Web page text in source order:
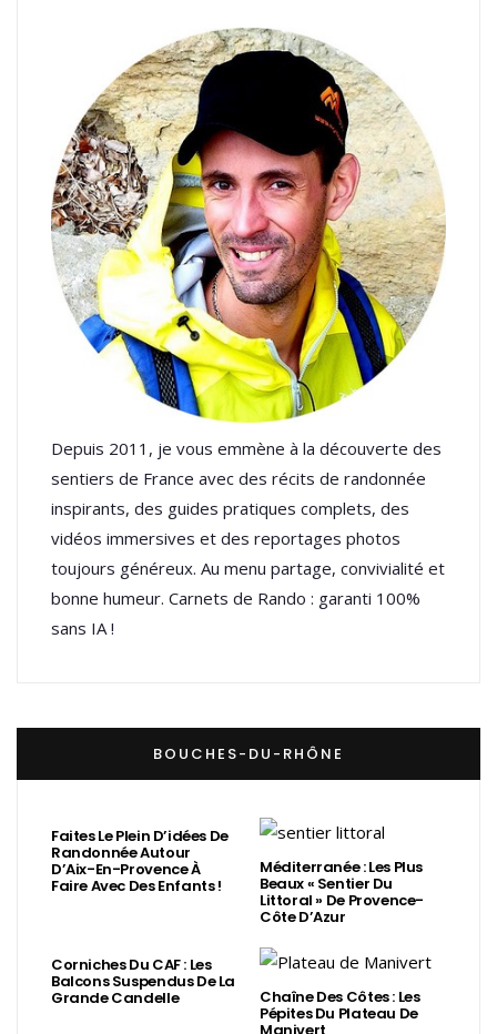
Depuis 2011, je vous emmène à la découverte des
sentiers de France avec des récits de randonnée
inspirants, des guides pratiques complets, des
vidéos immersives et des reportages photos
toujours généreux. Au menu partage, convivialité et
bonne humeur. Carnets de Rando : garanti 100%
sans IA !
BOUCHES-DU-RHÔNE
Faites Le Plein D’idées De
Randonnée Autour
D’Aix-En-Provence À
Faire Avec Des Enfants !
Méditerranée : Les Plus
Beaux « Sentier Du
Littoral » De Provence-
Côte D’Azur
Corniches Du CAF : Les
Balcons Suspendus De La
Grande Candelle Chaîne Des Côtes : Les
Pépites Du Plateau De
Manivert